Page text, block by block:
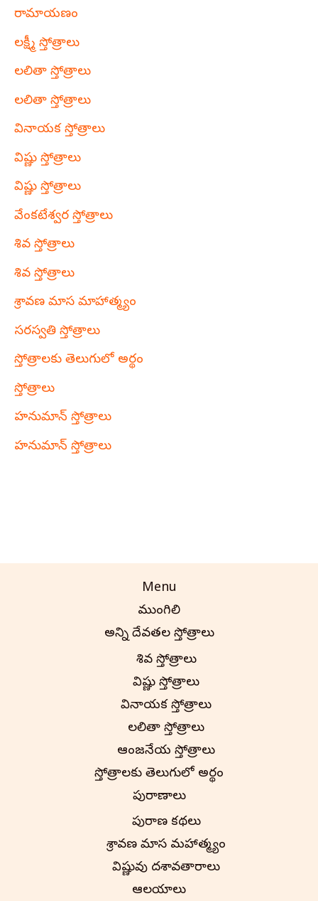
రామాయణం
లక్ష్మీ స్తోత్రాలు
లలితా స్తోత్రాలు
లలితా స్తోత్రాలు
వినాయక స్తోత్రాలు
విష్ణు స్తోత్రాలు
విష్ణు స్తోత్రాలు
వేంకటేశ్వర స్తోత్రాలు
శివ స్తోత్రాలు
శివ స్తోత్రాలు
శ్రావణ మాస మాహాత్మ్యం
సరస్వతి స్తోత్రాలు
స్తోత్రాలకు తెలుగులో అర్థం
స్తోత్రాలు
హనుమాన్ స్తోత్రాలు
హనుమాన్ స్తోత్రాలు
Menu
ముంగిలి
అన్ని దేవతల స్తోత్రాలు
శివ స్తోత్రాలు
విష్ణు స్తోత్రాలు
వినాయక స్తోత్రాలు
లలితా స్తోత్రాలు
ఆంజనేయ స్తోత్రాలు
స్తోత్రాలకు తెలుగులో అర్థం
పురాణాలు
పురాణ కథలు
శ్రావణ మాస మహాత్మ్యం
విష్ణువు దశావతారాలు
ఆలయాలు